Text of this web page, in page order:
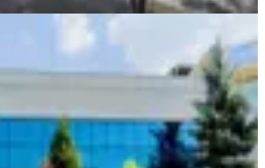
Ostim Osb Mahallesi
·